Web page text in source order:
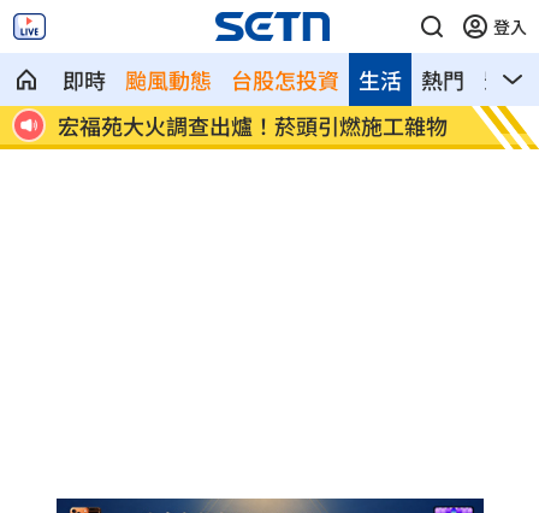
登入
即時 颱風動態 台股怎投資 熱門 影音
生活
！
宏福苑大火調查出爐！菸頭引燃施工雜物
定投
位！